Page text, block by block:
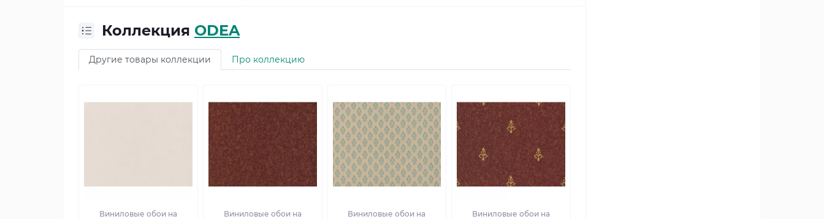
Коллекция ODEA
Другие товары коллекции Про коллекцию
Виниловые обои на
Виниловые обои на
Виниловые обои на
Виниловые обои на